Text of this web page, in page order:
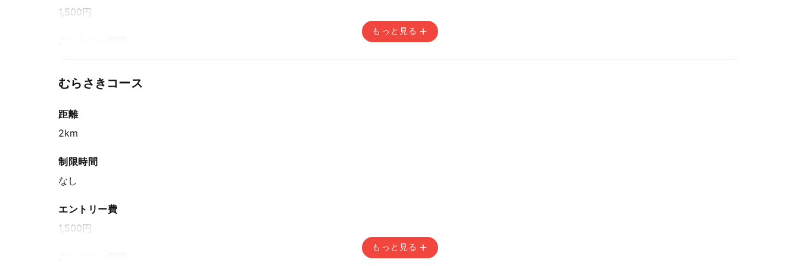
1,500円
エントリー期間
郵便局・事務局窓口でのお支払い / 先着方式
消印有効
2025年8月6日(水) 15:00〜2025年10月17日(金) 14:59
もっと見る
むらさきコース
距離
2km
制限時間
なし
エントリー費
1,500円
エントリー期間
もっと見る